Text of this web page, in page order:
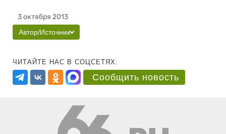
3 октября 2013
Автор/Источник
ЧИТАЙТЕ НАС В СОЦСЕТЯХ:
Сообщить новость